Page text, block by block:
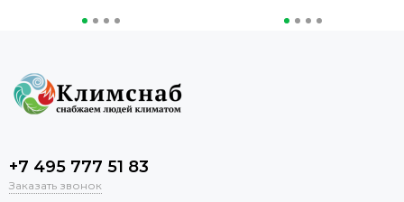
+7 495 777 51 83
Заказать звонок